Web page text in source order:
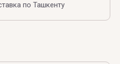
по Ташкенту